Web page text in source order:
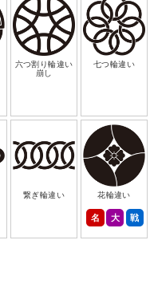
六つ割り輪違い
崩し
七つ輪違い
繋ぎ輪違い 花輪違い
名 大 戦